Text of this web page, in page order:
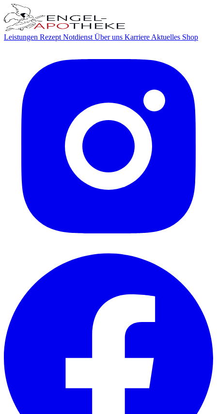
Leistungen Rezept Notdienst Über uns Karriere Aktuelles Shop